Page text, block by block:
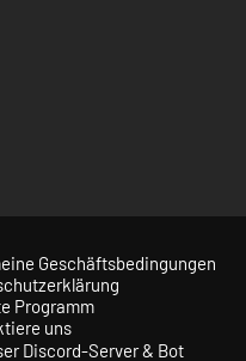
Geschäftsbedingungen
Programm
uns
Discord-Server & Bot